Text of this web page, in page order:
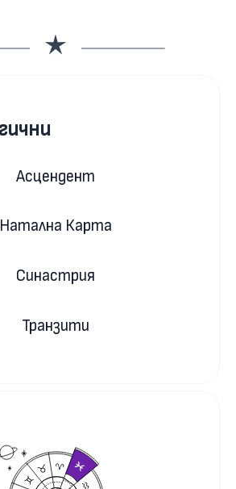
Асцендент
Натална Карта
Синастрия
Транзити